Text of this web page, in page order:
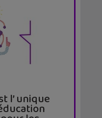
l’ unique